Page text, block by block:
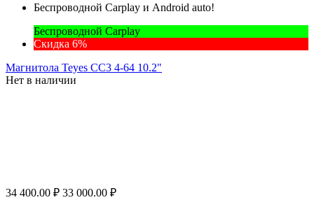
Беспроводной Carplay и Android auto!
Беспроводной Carplay
Скидка 6%
Магнитола Teyes CC3 4-64 10.2"
Нет в наличии
34 400.00 ₽ 33 000.00 ₽